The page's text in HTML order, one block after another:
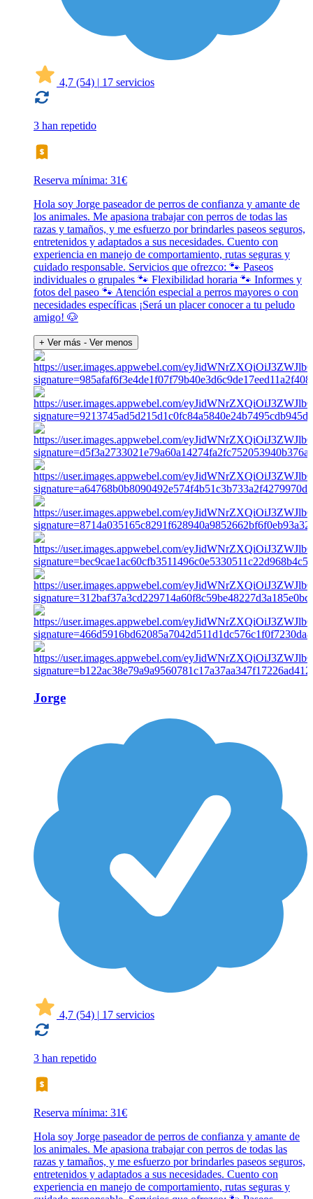
4,7 (54) | 17 servicios
3 han repetido
Reserva mínima: 31€
Hola soy Jorge paseador de perros de confianza y amante de
los animales. Me apasiona trabajar con perros de todas las
razas y tamaños, y me esfuerzo por brindarles paseos seguros,
entretenidos y adaptados a sus necesidades. Cuento con
experiencia en manejo de comportamiento, rutas seguras y
cuidado responsable. Servicios que ofrezco: 🐾 Paseos
individuales o grupales 🐾 Flexibilidad horaria 🐾 Informes y
fotos del paseo 🐾 Atención especial a perros mayores o con
necesidades específicas ¡Será un placer conocer a tu peludo
amigo! 🐶
+ Ver más - Ver menos
Jorge
4,7 (54) | 17 servicios
3 han repetido
Reserva mínima: 31€
Hola soy Jorge paseador de perros de confianza y amante de
los animales. Me apasiona trabajar con perros de todas las
razas y tamaños, y me esfuerzo por brindarles paseos seguros,
entretenidos y adaptados a sus necesidades. Cuento con
experiencia en manejo de comportamiento, rutas seguras y